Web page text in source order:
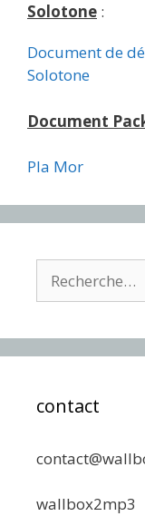
Solotone :
Document de
Solotone
Document
Pla Mor
contact
wallbox2mp3